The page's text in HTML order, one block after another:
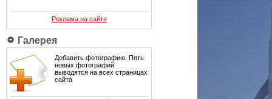
Реклама на сайте
Галерея
Добавить фотографию. Пять
новых фотографий
выводятся на всех страницах
сайта